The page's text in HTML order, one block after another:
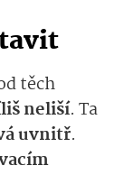
těch
neliší. Ta
uvnitř.